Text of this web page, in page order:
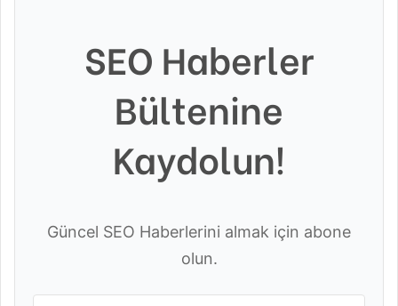
SEO Haberler
Bültenine
Kaydolun!
Güncel SEO Haberlerini almak için abone
olun.